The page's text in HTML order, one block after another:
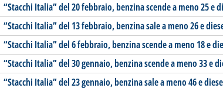
“Stacchi Italia” del 20 febbraio, benzina scende a meno 25 e
“Stacchi Italia” del 13 febbraio, benzina sale a meno 26 e
“Stacchi Italia” del 6 febbraio, benzina scende a meno 18 e
“Stacchi Italia” del 30 gennaio, benzina scende a meno 33 e
“Stacchi Italia” del 23 gennaio, benzina sale a meno 46 e